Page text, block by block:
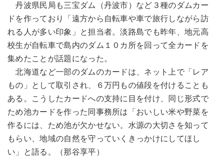
丹波県民局も三宝ダム（丹波市）など３種のダムカー
ドを作っており「遠方から自転車や車で旅行しながら訪
れる人が多い印象」と担当者。淡路島でも昨年、地元高
校生が自転車で島内のダム１０カ所を回って全カードを
集めたことが話題になった。
北海道など一部のダムのカードは、ネット上で「レア
もの」として取引され、６万円もの値段を付けることも
ある。こうしたカードへの支持に目を付け、同じ形式で
ため池カードを作った同事務所は「おいしい米や野菜を
作るには、ため池が欠かせない。水源の大切さを知って
もらい、地域の自然を守っていくきっかけにしてほし
い」と語る。（那谷享平）